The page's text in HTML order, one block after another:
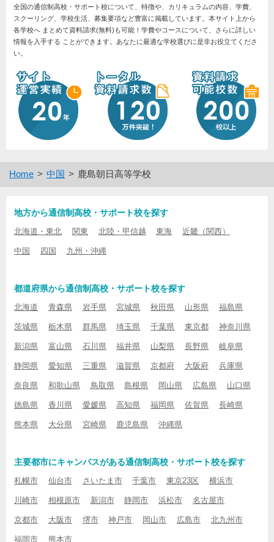
全国の通信制高校・サポート校について、特徴や、カリキュラムの内容、学費、
スクーリング、学校生活、募集要項など豊富に掲載しています。本サイト上から
各学校へ まとめて資料請求(無料)も可能！学費やコースについて、さらに詳しい
情報を入手する ことができます。あなたに最適な学校選びに是非お役立てくださ
い。
Home 中国 鹿島朝日高等学校
地方から通信制高校・サポート校を探す
北海道・東北 関東 北陸・甲信越 東海 近畿（関西）
中国 四国 九州・沖縄
都道府県から通信制高校・サポート校を探す
北海道 青森県 岩手県 宮城県 秋田県 山形県 福島県
茨城県 栃木県 群馬県 埼玉県 千葉県 東京都 神奈川県
新潟県 富山県 石川県 福井県 山梨県 長野県 岐阜県
静岡県 愛知県 三重県 滋賀県 京都府 大阪府 兵庫県
奈良県 和歌山県 鳥取県 島根県 岡山県 広島県 山口県
徳島県 香川県 愛媛県 高知県 福岡県 佐賀県 長崎県
熊本県 大分県 宮崎県 鹿児島県 沖縄県
主要都市にキャンパスがある通信制高校・サポート校を探す
札幌市 仙台市 さいたま市 千葉市 東京23区 横浜市
川崎市 相模原市 新潟市 静岡市 浜松市 名古屋市
京都市 大阪市 堺市 神戸市 岡山市 広島市 北九州市
福岡市 熊本市